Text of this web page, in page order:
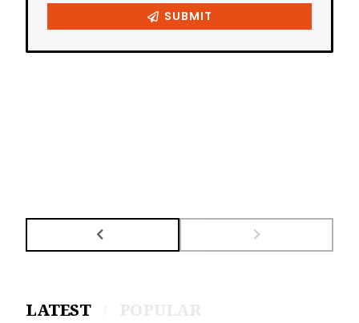
LATEST